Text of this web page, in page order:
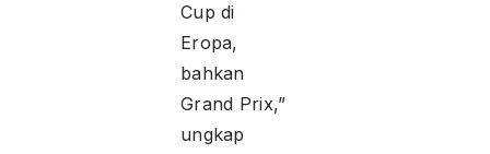
Cup di
Eropa,
bahkan
Grand Prix,”
ungkap